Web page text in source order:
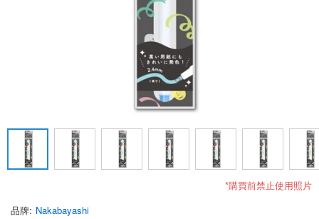
*購買前禁止使用照片
品牌 Nakabayashi